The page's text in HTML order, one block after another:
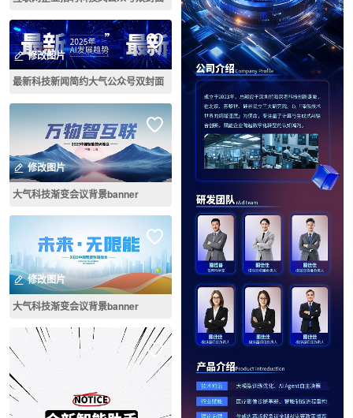
修改图片
最新科技新闻简约大气公众号双封面
修改图片
大气科技渐变会议背景banner
修改图片
大气科技渐变会议背景banner